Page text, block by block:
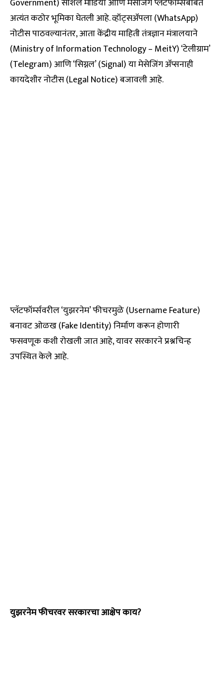
Government) सोशल मीडिया आणि मेसेजिंग प्लॅटफॉर्म्सबाबत
अत्यंत कठोर भूमिका घेतली आहे. व्हॉट्सॲपला (WhatsApp)
नोटीस पाठवल्यानंतर, आता केंद्रीय माहिती तंत्रज्ञान मंत्रालयाने
(Ministry of Information Technology – MeitY) ‘टेलीग्राम’
(Telegram) आणि ‘सिग्नल’ (Signal) या मेसेजिंग ॲप्सनाही
कायदेशीर नोटीस (Legal Notice) बजावली आहे.
प्लॅटफॉर्म्सवरील ‘युझरनेम’ फीचरमुळे (Username Feature)
बनावट ओळख (Fake Identity) निर्माण करून होणारी
फसवणूक कशी रोखली जात आहे, यावर सरकारने प्रश्नचिन्ह
उपस्थित केले आहे.
युझरनेम फीचरवर सरकारचा आक्षेप काय?